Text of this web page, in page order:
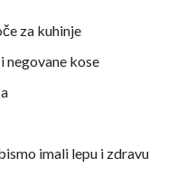
za kuhinje
negovane kose
imali lepu i zdravu